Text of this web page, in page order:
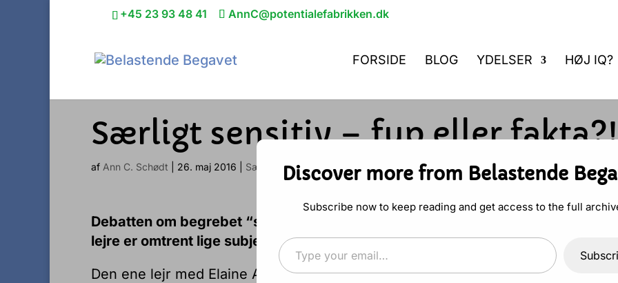
+45 23 93 48 41 AnnC@potentialefabrikken.dk
FORSIDE BLOG YDELSER HØJ IQ?
Særligt sensitiv – fup eller fakta?!
af Ann C. Schødt 26. maj 2016 Særligt sensitiv
Debatten om begrebet “særligt sensitiv” har polariseret sig i to lejre – og
lejre er omtrent lige subjektive og udokumenterede i deres påstande.
Den ene lejr med Elaine Aron som frontløber tillægger de særligt sensitive
Discover more from Belastende
Subscribe now to keep reading and get access to the full
Type your email…